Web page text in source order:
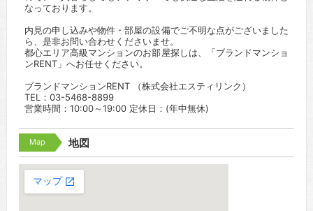
なっております。
内見の申し込みや物件・部屋の設備でご不明な点がございました
ら、是非お問い合わせくださいませ。
都心エリア高級マンションのお部屋探しは、「ブランドマンショ
ンRENT」へお任せください。
ブランドマンションRENT （株式会社エスティリンク）
TEL：03-5468-8899
営業時間：10:00～19:00 定休日：(年中無休)
Map 地図